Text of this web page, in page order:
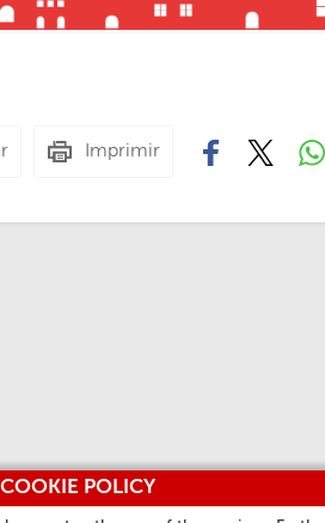
COOKIE POLICY
Imprimir